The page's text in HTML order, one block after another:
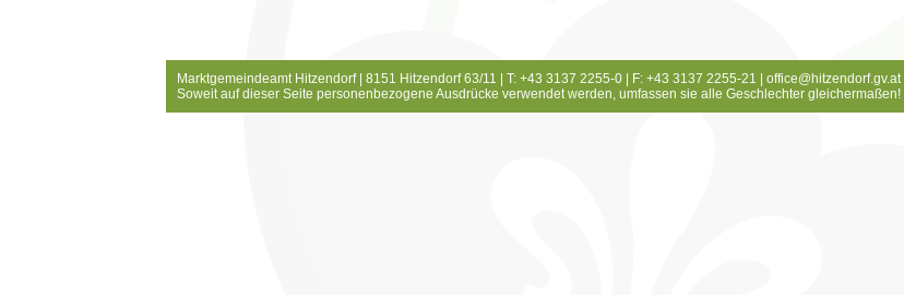
Marktgemeindeamt Hitzendorf | 8151 Hitzendorf 63/11 | T: +43 3137 2255-0 | F: +43 3137 2255-21 | office@hitzendorf.gv.at|
Soweit auf dieser Seite personenbezogene Ausdrücke verwendet werden, umfassen sie alle Geschlechter gleichermaßen!